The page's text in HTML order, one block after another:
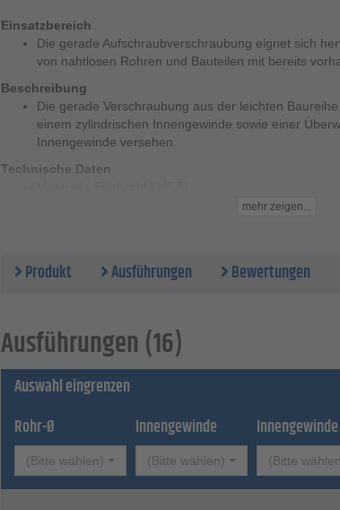
Einsatzbereich
Die gerade Aufschraubverschraubung eignet sich
von nahtlosen Rohren und Bauteilen mit bereits
Beschreibung
Die gerade Verschraubung aus der leichten
einem zylindrischen Innengewinde sowie einer
Innengewinde versehen.
Technische Daten
Temperaturbereich - -60 bis +400 °C
mehr zeigen...
Produkt Ausführungen Bewertungen
Ausführungen (16)
Auswahl eingrenzen
Rohr-Ø
(Bitte wählen)
Innengewinde
(Bitte wählen) (Bitte